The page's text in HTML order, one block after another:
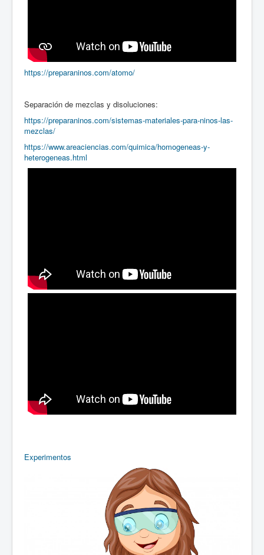
https://preparaninos.com/atomo/
Separación de mezclas y disoluciones:
https://preparaninos.com/sistemas-materiales-para-ninos-las-
mezclas/
https://www.areaciencias.com/quimica/homogeneas-y-
heterogeneas.html
Experimentos